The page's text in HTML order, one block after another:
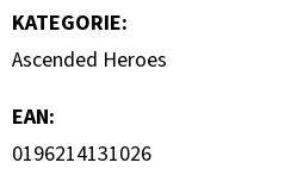
KATEGORIE:
Ascended Heroes
EAN:
0196214131026